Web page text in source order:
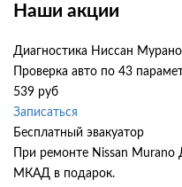
Наши акции
Диагностика Ниссан
Проверка авто по 43
539 руб
Записаться
Бесплатный эвакуатор
При ремонте Nissan Murano
МКАД в подарок.